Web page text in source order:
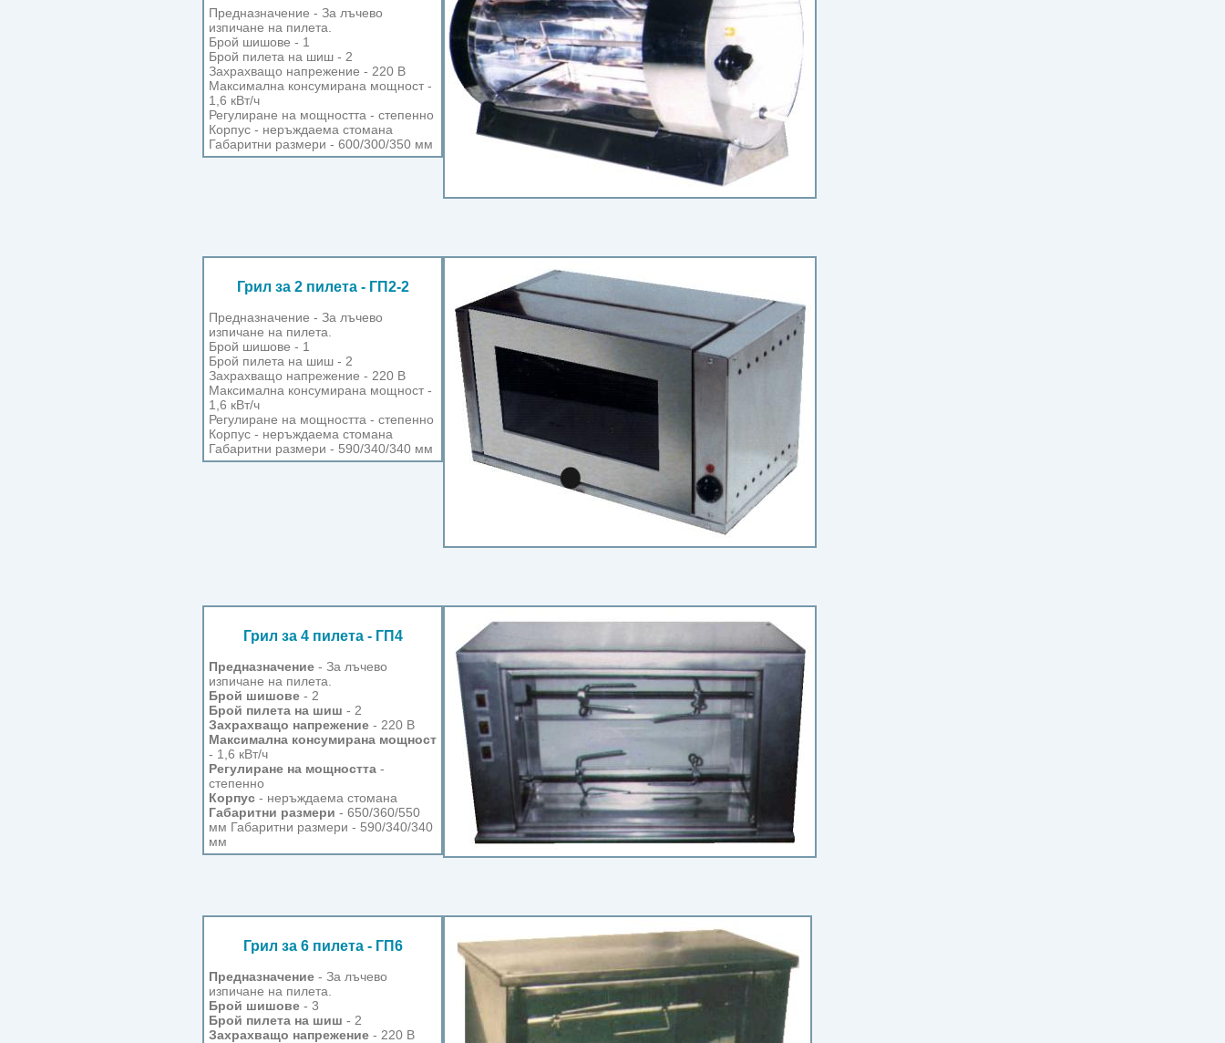
Предназначение - За лъчево
изпичане на пилета.
Брой шишове - 1
Брой пилета на шиш - 2
Захрахващо напрежение - 220 В
Максимална консумирана мощност -
1,6 кВт/ч
Регулиране на мощността - степенно
Корпус - неръждаема стомана
Габаритни размери - 600/300/350 мм
Грил за 2 пилета - ГП2-2
Предназначение - За лъчево
изпичане на пилета.
Брой шишове - 1
Брой пилета на шиш - 2
Захрахващо напрежение - 220 В
Максимална консумирана мощност -
1,6 кВт/ч
Регулиране на мощността - степенно
Корпус - неръждаема стомана
Габаритни размери - 590/340/340 мм
Грил за 4 пилета - ГП4
Предназначение - За лъчево
изпичане на пилета.
Брой шишове - 2
Брой пилета на шиш - 2
Захрахващо напрежение - 220 В
Максимална консумирана мощност
- 1,6 кВт/ч
Регулиране на мощността -
степенно
Корпус - неръждаема стомана
Габаритни размери - 650/360/550
мм Габаритни размери - 590/340/340
мм
Грил за 6 пилета - ГП6
Предназначение - За лъчево
изпичане на пилета.
Брой шишове - 3
Брой пилета на шиш - 2
Захрахващо напрежение - 220 В